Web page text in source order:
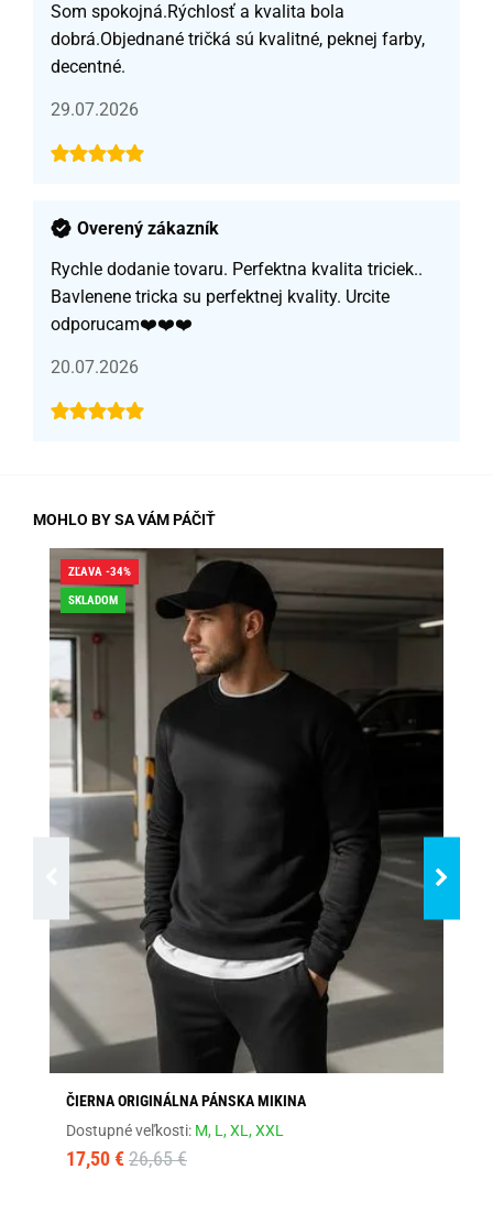
Som spokojná.Rýchlosť a kvalita bola
dobrá.Objednané tričká sú kvalitné, peknej farby,
decentné.
29.07.2026
Overený zákazník
Rychle dodanie tovaru. Perfektna kvalita triciek..
Bavlenene tricka su perfektnej kvality. Urcite
odporucam❤️❤️❤️
20.07.2026
MOHLO BY SA VÁM PÁČIŤ
ZĽAVA -34%
SKLADOM
ČIERNA ORIGINÁLNA PÁNSKA MIKINA
Dostupné veľkosti: M, L,XL,XXL
17,50 € 26,65 €